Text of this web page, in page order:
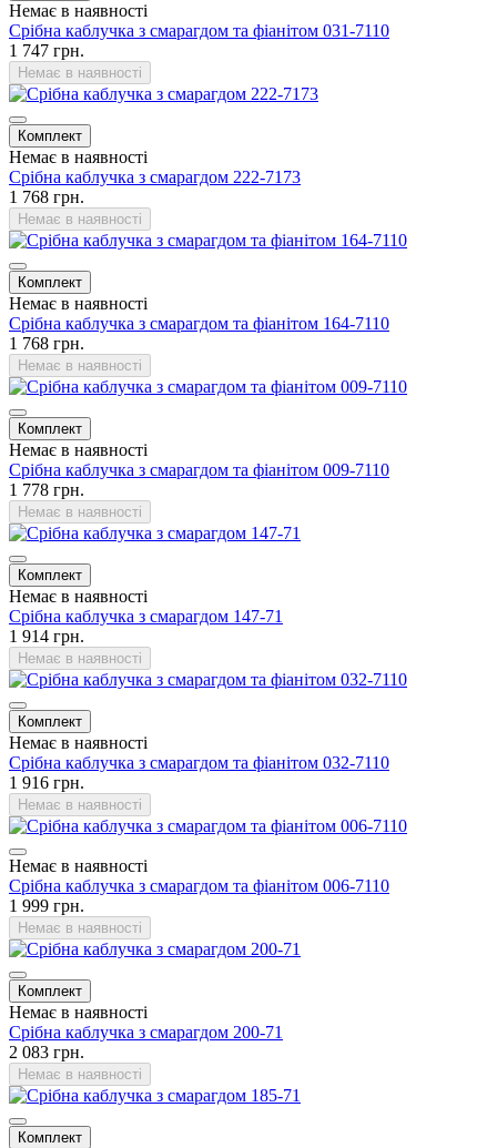
Немає в наявності
Срібна каблучка з смарагдом та фіанітом 031-7110
1 747 грн.
Немає в наявності
Комплект
Немає в наявності
Срібна каблучка з смарагдом 222-7173
1 768 грн.
Немає в наявності
Комплект
Немає в наявності
Срібна каблучка з смарагдом та фіанітом 164-7110
1 768 грн.
Немає в наявності
Комплект
Немає в наявності
Срібна каблучка з смарагдом та фіанітом 009-7110
1 778 грн.
Немає в наявності
Комплект
Немає в наявності
Срібна каблучка з смарагдом 147-71
1 914 грн.
Немає в наявності
Комплект
Немає в наявності
Срібна каблучка з смарагдом та фіанітом 032-7110
1 916 грн.
Немає в наявності
Немає в наявності
Срібна каблучка з смарагдом та фіанітом 006-7110
1 999 грн.
Немає в наявності
Комплект
Немає в наявності
Срібна каблучка з смарагдом 200-71
2 083 грн.
Немає в наявності
Комплект